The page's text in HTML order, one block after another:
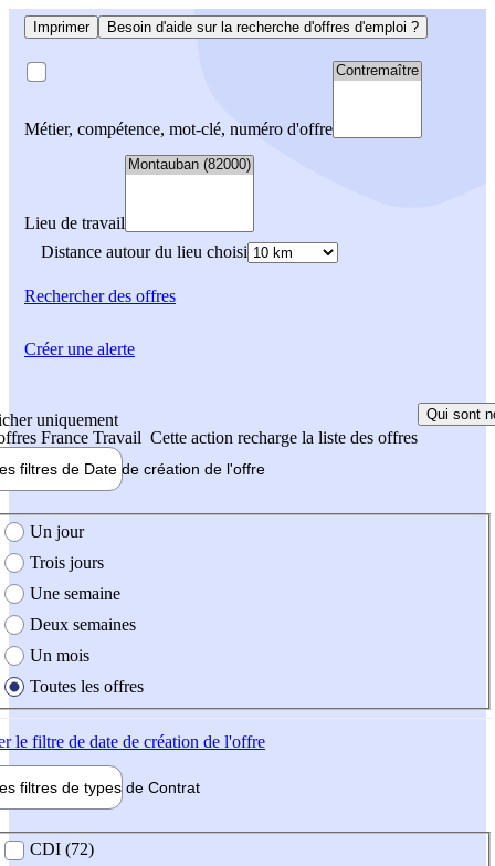
Imprimer Besoin d'aide sur la recherche d'offres d'emploi ?
Métier, compétence, mot-clé, numéro d'offre
Lieu de travail
Distance autour du lieu choisi
Rechercherdes offres
uniquement
France Travail Cette action recharge la liste des offres
Qui sont
filtres de Date de création de l'offre
création de l'offre
Un jour
Trois jours
Une semaine
Deux semaines
Un mois
Toutes les offres
le filtre de date de création de l'offre
filtres de types de Contrat
contrat
CDI (72)
Créer une alerte